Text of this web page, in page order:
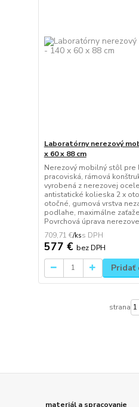
Laboratórny nerezový
x 60 x 88 cm
Nerezový mobilný stôl pre
pracoviská, rámová
vyrobená z nerezovej
antistatické kolieska 2 x
otočné, gumová vrstva
podlahe, maximálne
Povrchová úprava
709,71 €/ks
577 € bez DPH
Pridať
strana
materiál a spracovanie